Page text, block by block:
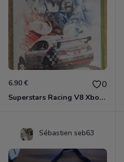
6.90 € 0
Superstars Racing V8 Xbox 360
Sébastien seb63